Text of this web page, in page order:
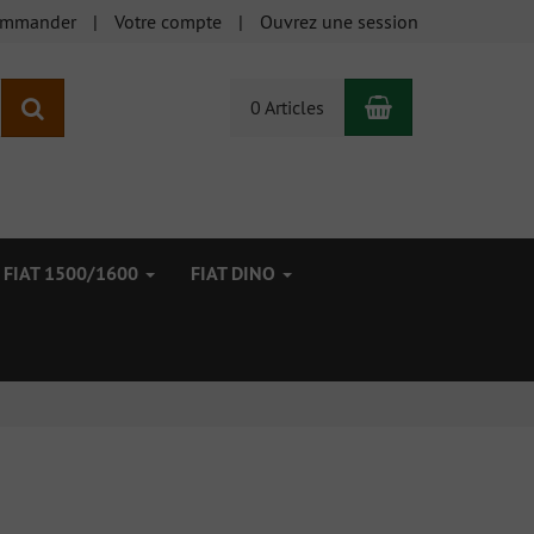
Votre compte Ouvrez une session
0 Articles Panier
FIAT 1500/1600 FIAT DINO